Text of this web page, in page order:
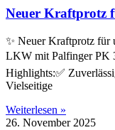
Neuer Kraftprotz
✨ Neuer Kraftprotz für
LKW mit Palfinger PK
Highlights:✅
Vielseitige
Weiterlesen »
26. November 2025